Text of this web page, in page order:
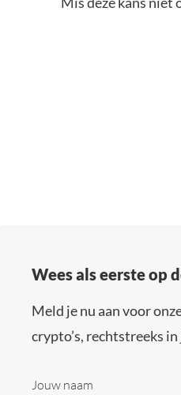
Wees als eerste op
Meld je nu aan voor
crypto’s, rechtstreeks
Jouw naam